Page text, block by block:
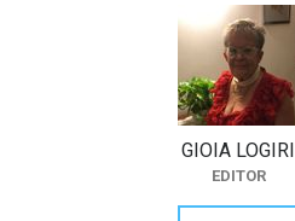
GIOIA LOGIRI
EDITOR